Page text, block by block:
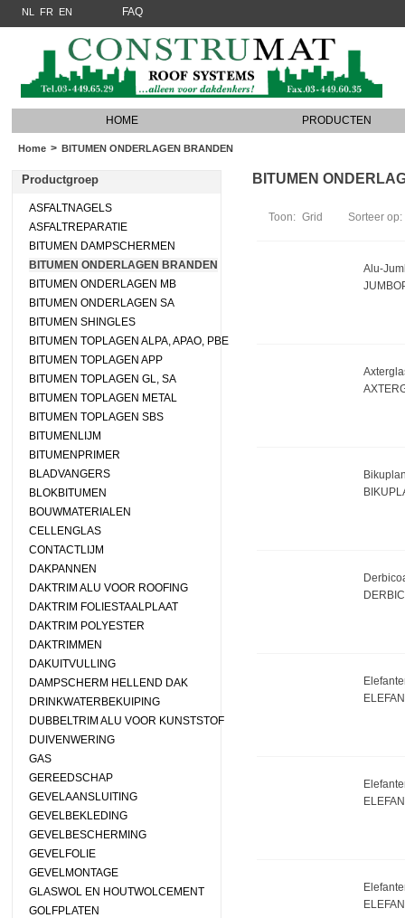
NL FR EN FAQ
HOME PRODUCTEN
Home > BITUMEN ONDERLAGEN BRANDEN
Productgroep
ASFALTNAGELS
ASFALTREPARATIE
BITUMEN DAMPSCHERMEN
BITUMEN ONDERLAGEN BRANDEN
BITUMEN ONDERLAGEN MB
BITUMEN ONDERLAGEN SA
BITUMEN SHINGLES
BITUMEN TOPLAGEN ALPA, APAO, PBE
BITUMEN TOPLAGEN APP
BITUMEN TOPLAGEN GL, SA
BITUMEN TOPLAGEN METAL
BITUMEN TOPLAGEN SBS
BITUMENLIJM
BITUMENPRIMER
BLADVANGERS
BLOKBITUMEN
BOUWMATERIALEN
CELLENGLAS
CONTACTLIJM
DAKPANNEN
DAKTRIM ALU VOOR ROOFING
DAKTRIM FOLIESTAALPLAAT
DAKTRIM POLYESTER
DAKTRIMMEN
DAKUITVULLING
DAMPSCHERM HELLEND DAK
DRINKWATERBEKUIPING
DUBBELTRIM ALU VOOR KUNSTSTOF
DUIVENWERING
GAS
GEREEDSCHAP
GEVELAANSLUITING
GEVELBEKLEDING
GEVELBESCHERMING
GEVELFOLIE
GEVELMONTAGE
GLASWOL EN HOUTWOLCEMENT
GOLFPLATEN
BITUMEN
Toon: Grid Sorteer op:
Alu-